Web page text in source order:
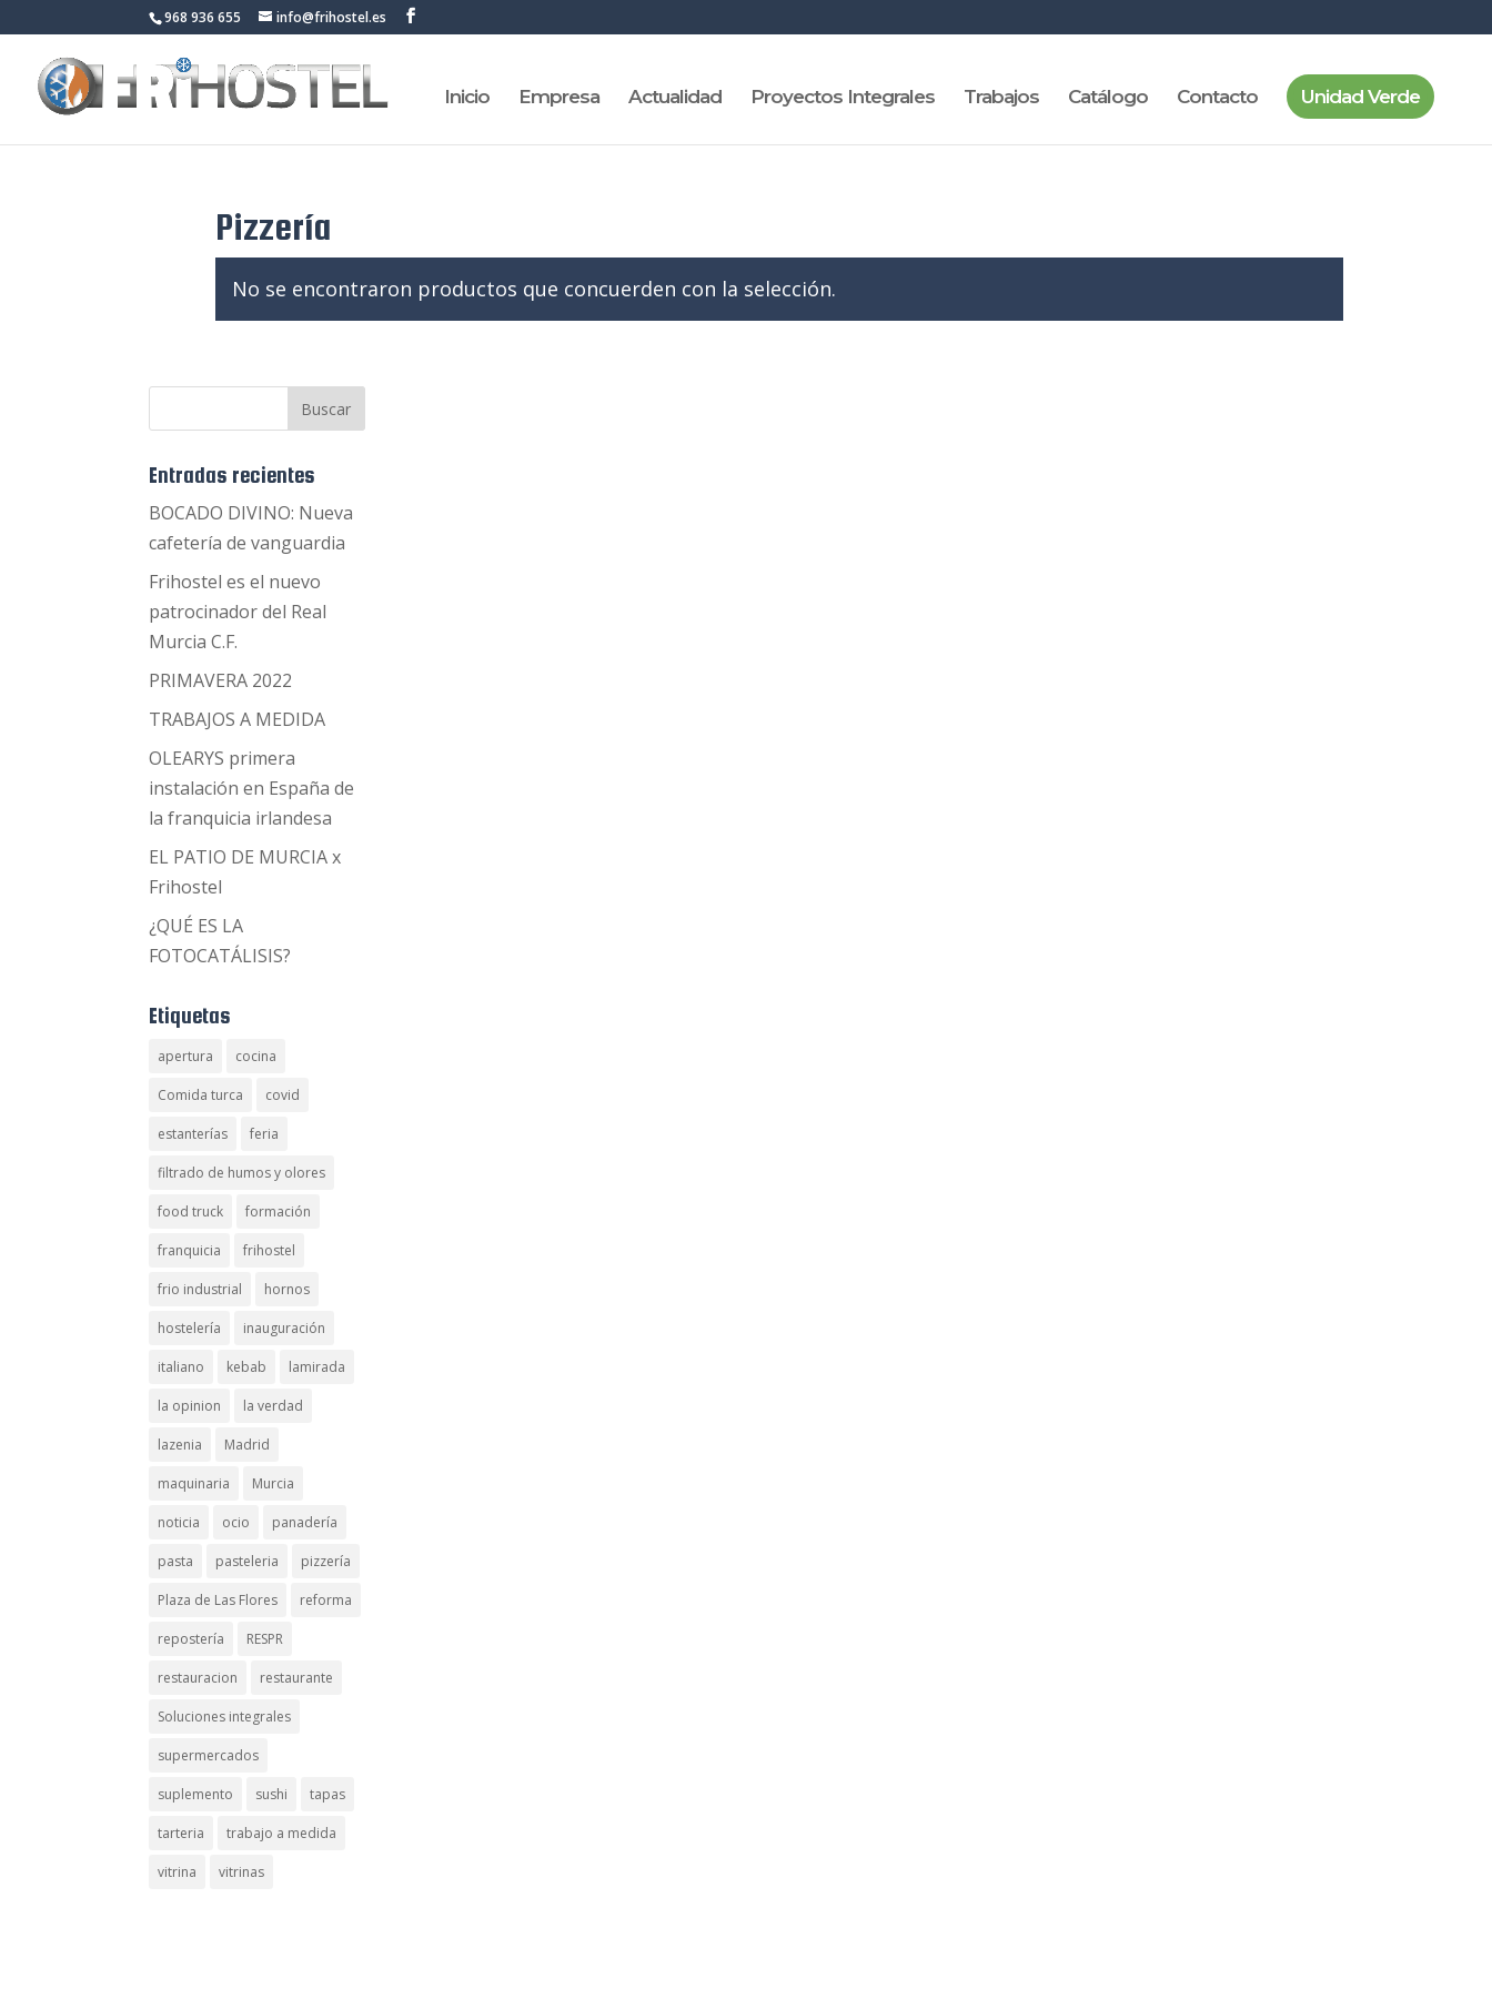
968 936 655 info@frihostel.es
Inicio Empresa Actualidad Proyectos Integrales Trabajos Catálogo Contacto Unidad Verde
Pizzería
No se encontraron productos que concuerden con la selección.
Entradas recientes
BOCADO DIVINO: Nueva
cafetería de vanguardia
Frihostel es el nuevo
patrocinador del Real
Murcia C.F.
PRIMAVERA 2022
TRABAJOS A MEDIDA
OLEARYS primera
instalación en España de
la franquicia irlandesa
EL PATIO DE MURCIA x
Frihostel
¿QUÉ ES LA
FOTOCATÁLISIS?
Etiquetas
apertura cocina
Comida turca covid
estanterías feria
filtrado de humos y olores
food truck formación
franquicia frihostel
frio industrial hornos
hostelería inauguración
italiano kebab lamirada
la opinion la verdad
lazenia Madrid
maquinaria Murcia
noticia ocio panadería
pasta pasteleria pizzería
Plaza de Las Flores reforma
repostería RESPR
restauracion restaurante
Soluciones integrales
supermercados
suplemento sushi tapas
tarteria trabajo a medida
vitrina vitrinas